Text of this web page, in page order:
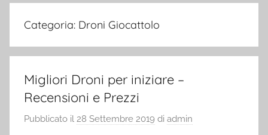
Categoria: Droni Giocattolo
Migliori Droni per iniziare –
Recensioni e Prezzi
Pubblicato il 28 Settembre 2019 di admin